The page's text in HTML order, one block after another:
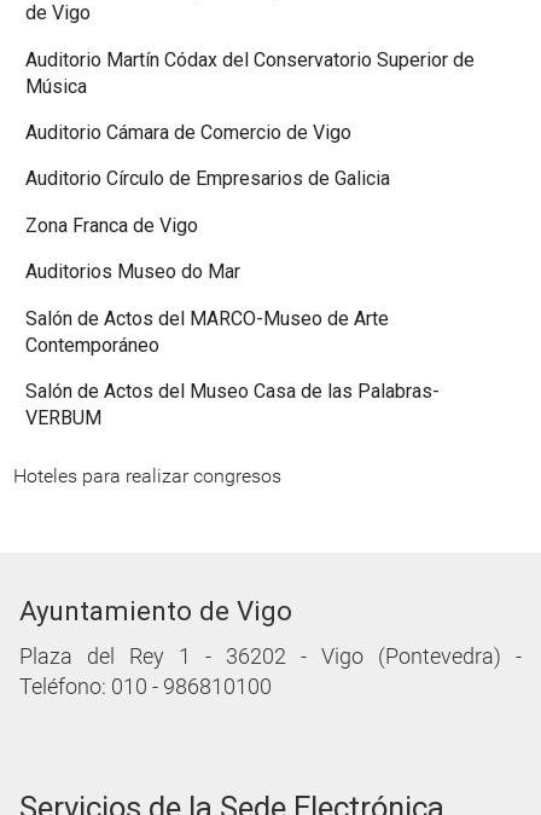
de Vigo
Auditorio Martín Códax del Conservatorio Superior de
Música
Auditorio Cámara de Comercio de Vigo
Auditorio Círculo de Empresarios de Galicia
Zona Franca de Vigo
Auditorios Museo do Mar
Salón de Actos del MARCO-Museo de Arte
Contemporáneo
Salón de Actos del Museo Casa de las Palabras-
VERBUM
Hoteles para realizar congresos
Ayuntamiento de Vigo
Plaza del Rey 1 - 36202 - Vigo (Pontevedra) -
Teléfono: 010 - 986810100
Servicios de la Sede Electrónica